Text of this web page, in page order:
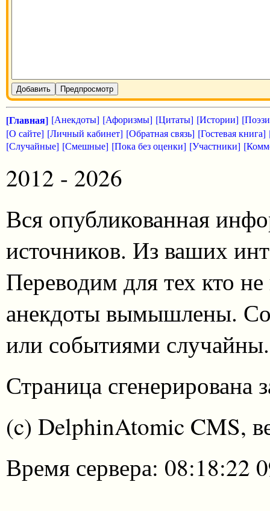
Добавить Предпросмотр
[Главная] [Анекдоты] [Афоризмы] [Цитаты] [Истории]
[О сайте] [Личный кабинет] [Обратная связь] [Гостевая книга]
[Случайные] [Смешные] [Пока без оценки] [Участники]
2012 - 2026
Вся опубликованная
источников. Из ваших
Переводим для тех кто
анекдоты вымышлены.
или событиями случайны.
Страница сгенерирована
(c) DelphinAtomic CMS,
Время сервера: 08:18:22